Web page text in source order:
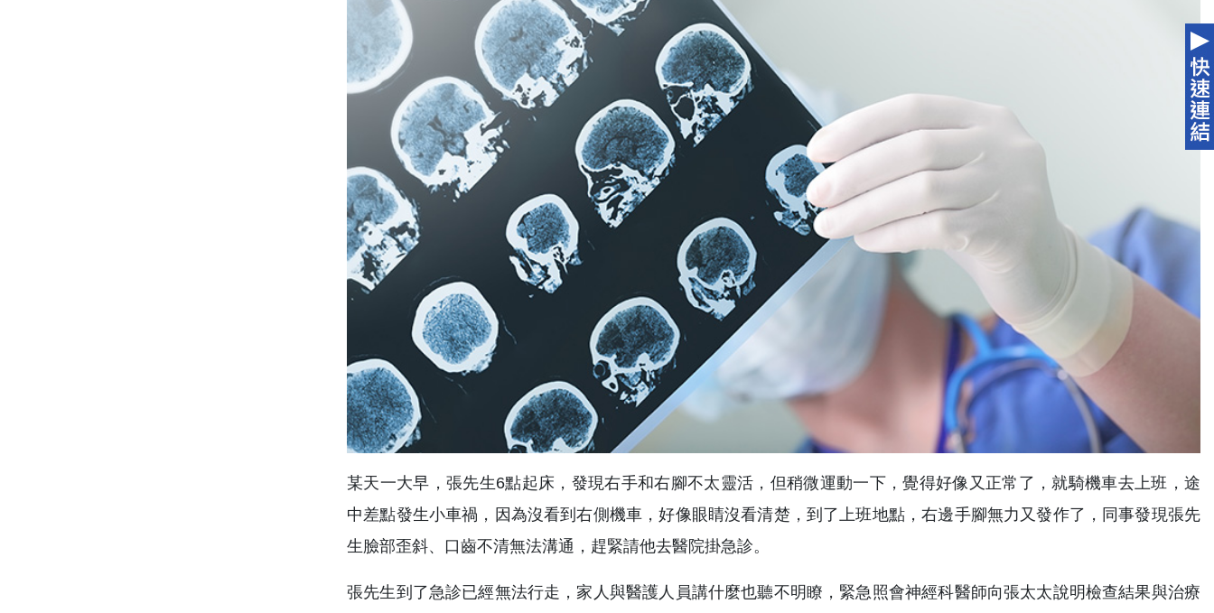
某天一大早，張先生6點起床，發現右手和右腳不太靈活，但稍微運動一下，覺得好像又正常了，就騎機車去上班，途
中差點發生小車禍，因為沒看到右側機車，好像眼睛沒看清楚，到了上班地點，右邊手腳無力又發作了，同事發現張先
生臉部歪斜、口齒不清無法溝通，趕緊請他去醫院掛急診。
張先生到了急診已經無法行走，家人與醫護人員講什麼也聽不明瞭，緊急照會神經科醫師向張太太說明檢查結果與治療